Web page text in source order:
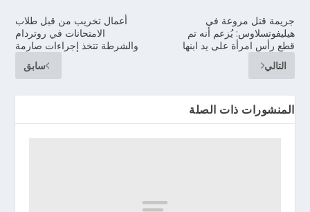
أعمال تخريب من قبل طلاب
الامتحانات في روتردام
والشرطة تتخذ إجراءات صارمة
سابق
جريمة قتل مروعة في
هيليفوتسلاوس: يُزعم أنه تم
قطع رأس امرأة على يد ابنها
التالي
المنشورات ذات الصلة